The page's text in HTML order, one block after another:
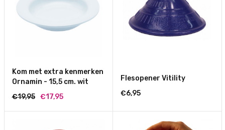
Kom met extra kenmerken
Ornamin - 15,5 cm. wit
€19,95
€17,95
Flesopener Vitility
€6,95